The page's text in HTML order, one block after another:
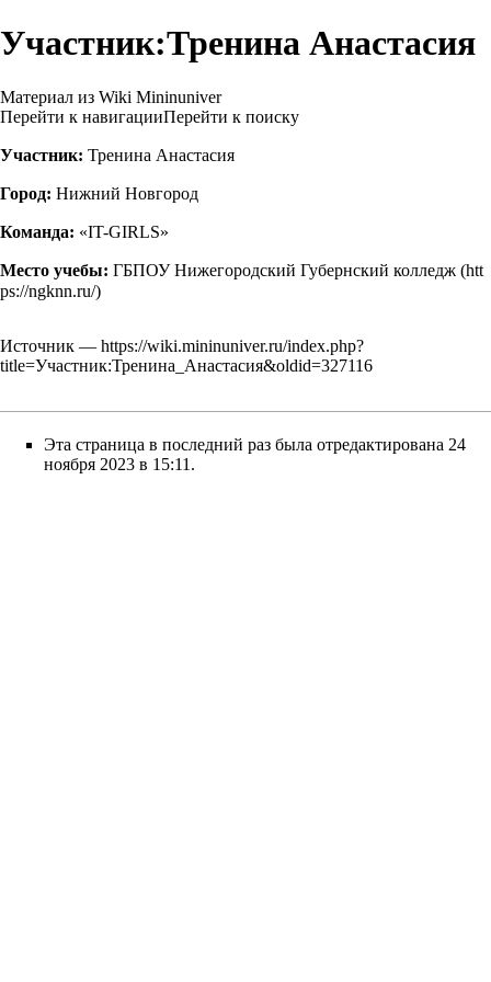
Участник:Тренина Анастасия
Материал из Wiki Mininuniver
Перейти к навигацииПерейти к поиску
Участник: Тренина Анастасия
Город: Нижний Новгород
Команда: «IT-GIRLS»
Место учебы: ГБПОУ Нижегородский Губернский колледж
Источник — https://wiki.mininuniver.ru/index.php?
title=Участник:Тренина_Анастасия&oldid=327116
Эта страница в последний раз была отредактирована 24
ноября 2023 в 15:11.